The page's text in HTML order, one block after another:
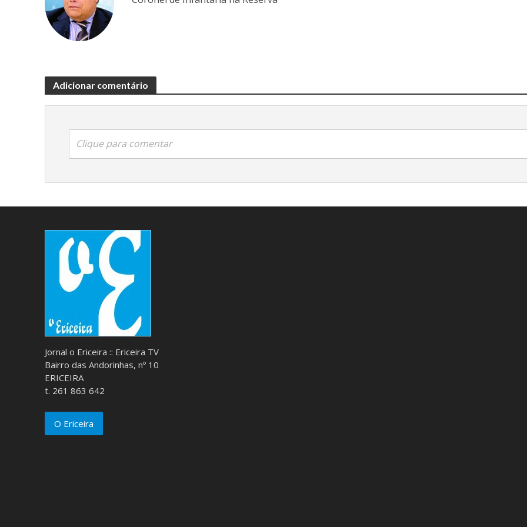
Adicionar comentário
Clique para comentar
Jornal o Ericeira :: Ericeira TV
Bairro das Andorinhas, nº 10
ERICEIRA
t. 261 863 642
O Ericeira